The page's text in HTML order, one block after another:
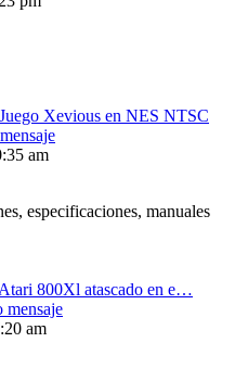
Xevious en NES NTSC
am
especificaciones, manuales
800Xl atascado en e…
mensaje
am